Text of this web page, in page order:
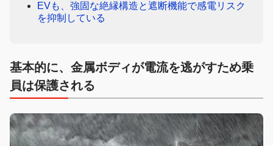
EVも、強固な絶縁構造と遮断機能で感電リスク
を抑制している
基本的に、金属ボディが電流を逃がすため乗
員は保護される